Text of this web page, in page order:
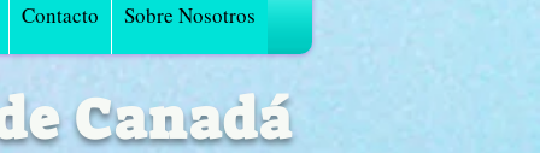
Contacto Sobre Nosotros
Canadá